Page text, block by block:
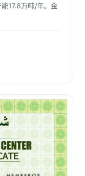
17.8万吨/年。金